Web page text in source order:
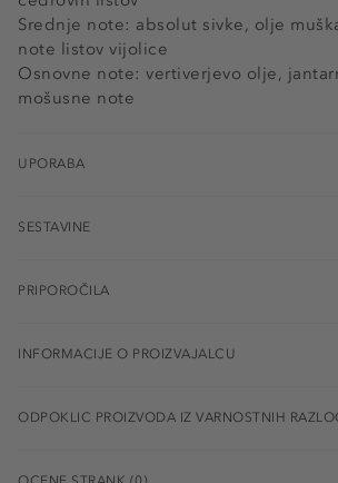
Srednje note: absolut sivke, olje
note listov vijolice
Osnovne note: vertiverjevo olje,
mošusne note
UPORABA
SESTAVINE
PRIPOROČILA
INFORMACIJE O PROIZVAJALCU
ODPOKLIC PROIZVODA IZ VARNOSTNIH